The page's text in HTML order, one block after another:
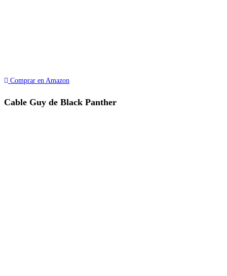
Comprar en Amazon
Cable Guy de Black Panther